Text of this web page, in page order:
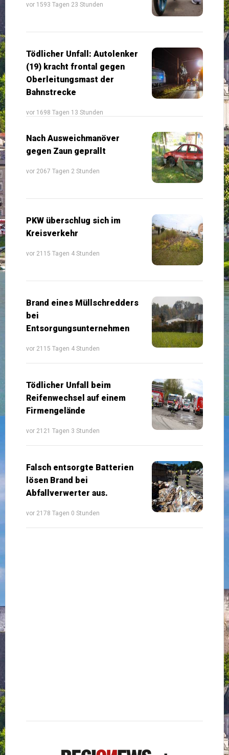
vor 1593 Tagen 23 Stunden
Tödlicher Unfall: Autolenker
(19) kracht frontal gegen
Oberleitungsmast der
Bahnstrecke
vor 1698 Tagen 13 Stunden
Nach Ausweichmanöver
gegen Zaun geprallt
vor 2067 Tagen 2 Stunden
PKW überschlug sich im
Kreisverkehr
vor 2115 Tagen 4 Stunden
Brand eines Müllschredders
bei
Entsorgungsunternehmen
vor 2115 Tagen 4 Stunden
Tödlicher Unfall beim
Reifenwechsel auf einem
Firmengelände
vor 2121 Tagen 3 Stunden
Falsch entsorgte Batterien
lösen Brand bei
Abfallverwerter aus.
vor 2178 Tagen 0 Stunden